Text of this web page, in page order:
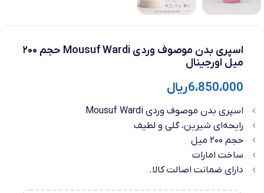
اسپری بدن موصوف وردی Mousuf Wardi حجم ۲۰۰
میل اورجینال
6،850،000ریال
اسپری بدن موصوف وردی Mousuf Wardi
رایحه‌ای شیرین، گلی و لطیف
حجم ۲۰۰ میل
ساخت امارات
دارای ضمانت اصالت کالا.